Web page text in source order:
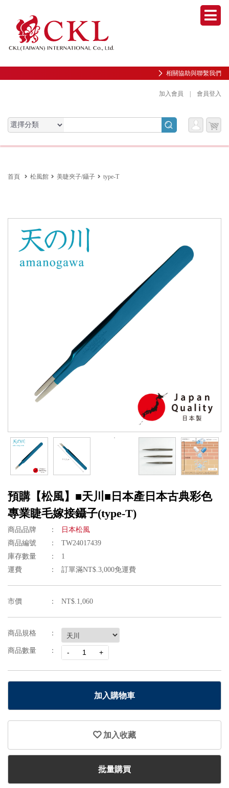
相關協助與聯繫我們
加入會員 會員登入
會員服務專區
服務專線：04-2568-0356 週
一至週五 AM9:00～PM6:00
聯絡我們：order@ckl.tw
首頁 松風館 美睫夾子/鑷子 type-T
預購【松風】■天川■日本產日本古典彩色
專業睫毛嫁接鑷子(type-T)
商品品牌
日本松風
商品編號
TW24017439
庫存數量
1
運費
訂單滿NT$.3,000免運費
市價 NT$.1,060
商品規格
商品數量
加入購物車
加入收藏
批量購買